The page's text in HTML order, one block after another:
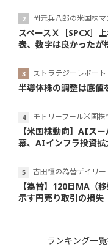
岡元兵八郎の米国株
スペースＸ［SPCX］
表、数字は良かったが
ストラテジーレポート
半導体株の調整は底値
モトリーフール米国株
【米国株動向】AIス
幕、AIインフラ投資拡
吉田恒の為替デイリー
【為替】120日MA（
示す円売り取引の損失
ランキング一